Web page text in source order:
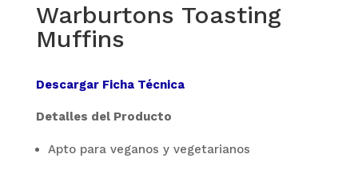
Warburtons Toasting
Muffins
Descargar Ficha Técnica
Detalles del Producto
Apto para veganos y vegetarianos